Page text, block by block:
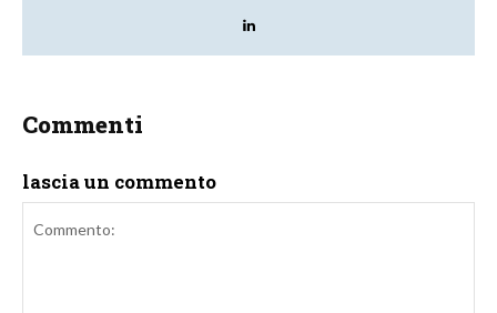
Commenti
lascia un commento